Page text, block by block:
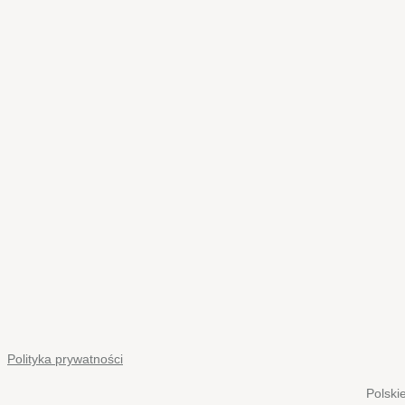
Polityka prywatności